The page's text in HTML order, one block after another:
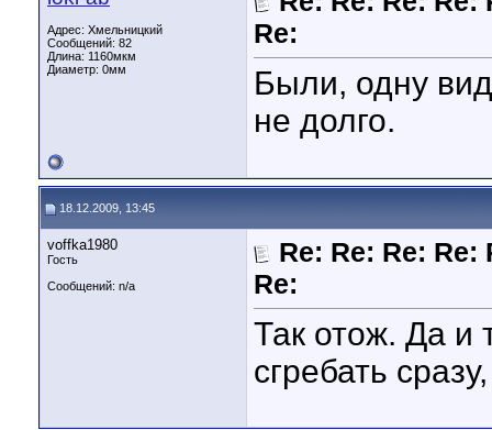
Адрес: Хмельницкий
Сообщений: 82
Длина: 1160мкм
Диаметр: 0мм
Re:
Были, одну
не долго.
18.12.2009, 13:45
voffka1980
Гость
Сообщений: n/a
Re: Re: Re: Re:
Re:
Так отож. Да и
сгребать